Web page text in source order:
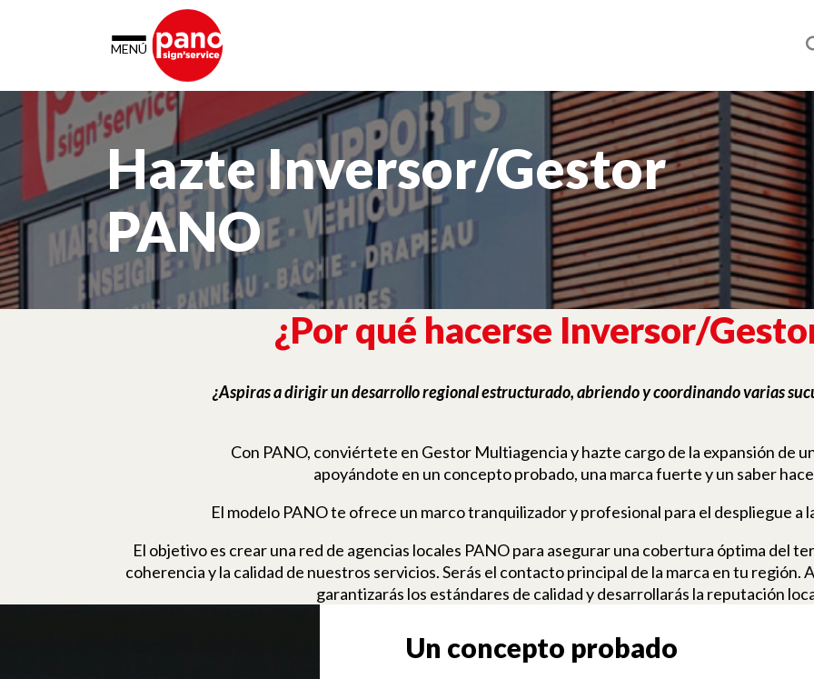
MENÚ
Hazte Inversor/Gestor
PANO
¿Por qué hacerse Inversor/
¿Aspiras a dirigir un desarrollo regional estructurado, abriendo y coordinando varias
Con PANO, conviértete en Gestor Multiagencia y hazte cargo de la expansión de
apoyándote en un concepto probado, una marca fuerte y un saber
El modelo PANO te ofrece un marco tranquilizador y profesional para el despliegue a
El objetivo es crear una red de agencias locales PANO para asegurar una cobertura óptima del
coherencia y la calidad de nuestros servicios. Serás el contacto principal de la marca en tu región.
garantizarás los estándares de calidad y desarrollarás la reputación
Un concepto probado
Panel de gestión de cookies